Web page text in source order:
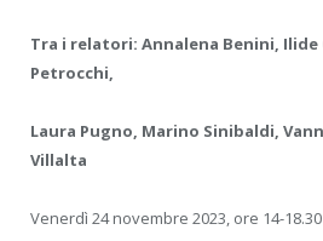
Tra i relatori: Annalena Benini,
Petrocchi,
Laura Pugno, Marino Sinibaldi,
Villalta
Venerdì 24 novembre 2023, ore 14-